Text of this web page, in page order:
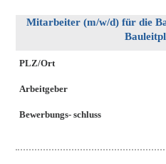
Mitarbeiter (m/w/d) für die
PLZ/Ort
Arbeitgeber
Bewerbungs- schluss